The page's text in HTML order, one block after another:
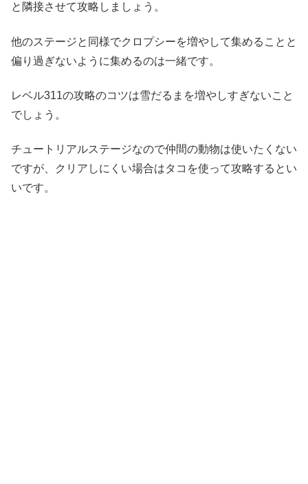
と隣接させて攻略しましょう。
他のステージと同様でクロプシーを増やして集めることと
偏り過ぎないように集めるのは一緒です。
レベル311の攻略のコツは雪だるまを増やしすぎないこと
でしょう。
チュートリアルステージなので仲間の動物は使いたくない
ですが、クリアしにくい場合はタコを使って攻略するとい
いです。